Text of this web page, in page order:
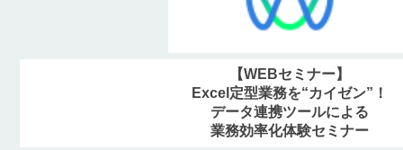
【WEBセミナー】
Excel定型業務を“カイゼン”！
データ連携ツールによる
業務効率化体験セミナー